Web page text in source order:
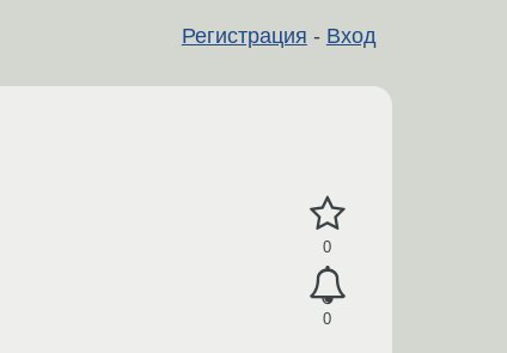
Регистрация - Вход
0
0